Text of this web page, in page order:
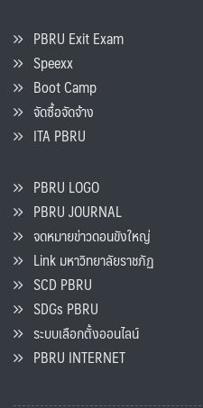
PBRU Exit Exam
Speexx
Boot Camp
จัดซื้อจัดจ้าง
ITA PBRU
PBRU LOGO
PBRU JOURNAL
จดหมายข่าวดอนขังใหญ่
Link มหาวิทยาลัยราชภัฏ
SCD PBRU
SDGs PBRU
ระบบเลือกตั้งออนไลน์
PBRU INTERNET